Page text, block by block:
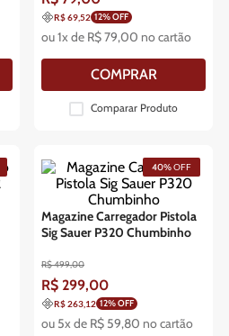
R$ 69,52 12% OFF
ou1x de R$79,00 no cartão
COMPRAR
Comparar Produto
Magazine Carregador Pistola
Sig Sauer P320 Chumbinho
R$499,00
R$ 299,00
40%OFF
R$ 263,12 12% OFF
ou 5x de R$ 59,80 no cartão